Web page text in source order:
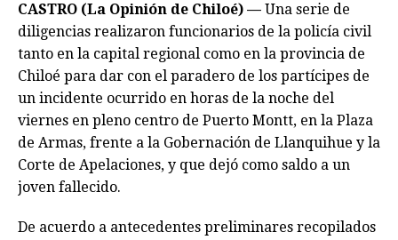
CASTRO (La Opinión de Chiloé) — Una serie de
diligencias realizaron funcionarios de la policía civil
tanto en la capital regional como en la provincia de
Chiloé para dar con el paradero de los partícipes de
un incidente ocurrido en horas de la noche del
viernes en pleno centro de Puerto Montt, en la Plaza
de Armas, frente a la Gobernación de Llanquihue y la
Corte de Apelaciones, y que dejó como saldo a un
joven fallecido.
De acuerdo a antecedentes preliminares recopilados